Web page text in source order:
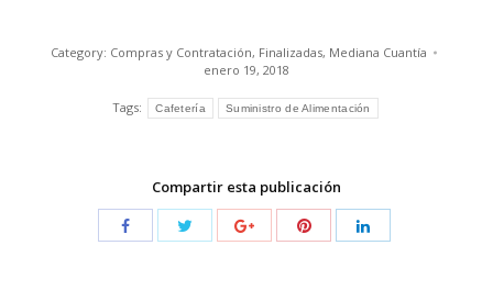
Category: Compras y Contratación, Finalizadas, Mediana Cuantía
enero 19, 2018
Tags: Cafetería Suministro de Alimentación
Compartir esta publicación